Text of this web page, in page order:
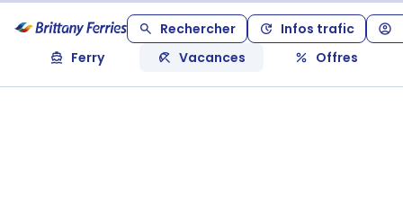
Rechercher
Infos trafic
Ferry
Vacances Offres